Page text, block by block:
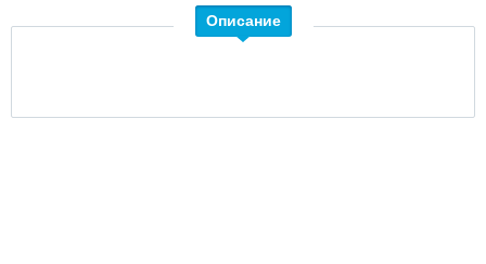
Описание